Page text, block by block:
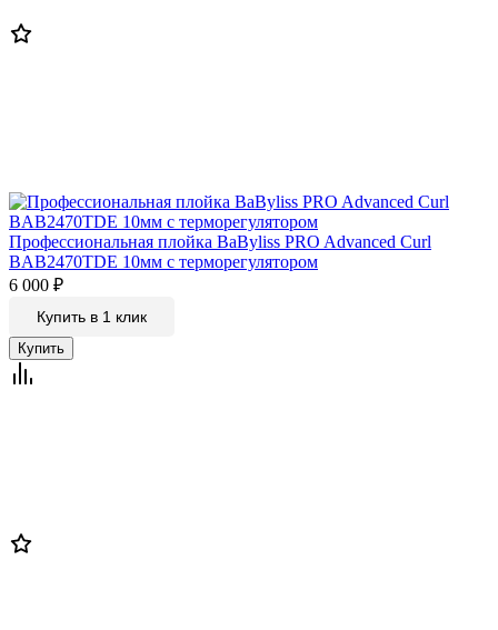
Профессиональная плойка BaByliss PRO Advanced Curl
BAB2470TDE 10мм c терморегулятором
6 000 ₽
Купить в 1 клик